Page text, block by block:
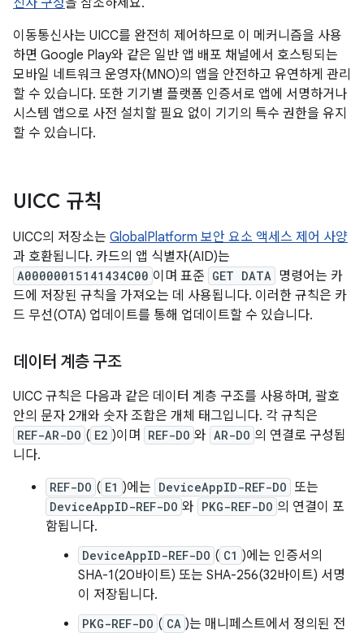
신사 구성을 참조하세요.
이동통신사는 UICC를 완전히 제어하므로 이 메커니즘을 사용
하면 Google Play와 같은 일반 앱 배포 채널에서 호스팅되는
모바일 네트워크 운영자(MNO)의 앱을 안전하고 유연하게 관리
할 수 있습니다. 또한 기기별 플랫폼 인증서로 앱에 서명하거나
시스템 앱으로 사전 설치할 필요 없이 기기의 특수 권한을 유지
할 수 있습니다.
UICC 규칙
UICC의 저장소는 GlobalPlatform 보안 요소 액세스 제어 사양
과 호환됩니다. 카드의 앱 식별자(AID)는
A00000015141434C00 이며 표준 GET DATA 명령어는 카
드에 저장된 규칙을 가져오는 데 사용됩니다. 이러한 규칙은 카
드 무선(OTA) 업데이트를 통해 업데이트할 수 있습니다.
데이터 계층 구조
UICC 규칙은 다음과 같은 데이터 계층 구조를 사용하며, 괄호
안의 문자 2개와 숫자 조합은 개체 태그입니다. 각 규칙은
REF-AR-DO ( E2 )이며 REF-DO 와 AR-DO 의 연결로 구성됩
니다.
REF-DO ( E1 )에는 DeviceAppID-REF-DO 또는
DeviceAppID-REF-DO 와 PKG-REF-DO 의 연결이 포
함됩니다.
DeviceAppID-REF-DO ( C1 )에는 인증서의
SHA-1(20바이트) 또는 SHA-256(32바이트) 서명
이 저장됩니다.
PKG-REF-DO ( CA )는 매니페스트에서 정의된 전